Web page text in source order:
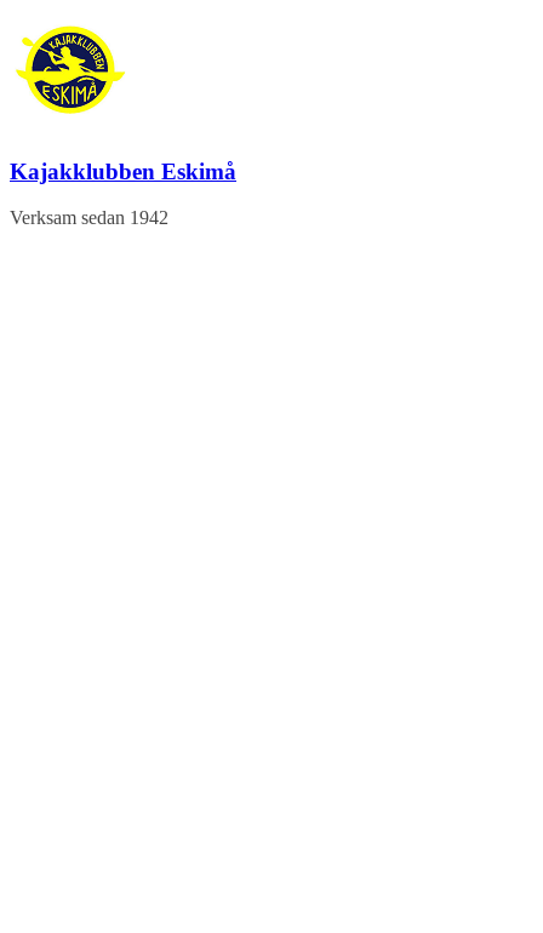
till
innehåll
Kajakklubben Eskimå
Verksam sedan 1942